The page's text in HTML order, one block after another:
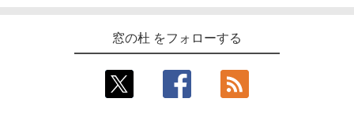
窓の杜 をフォローする